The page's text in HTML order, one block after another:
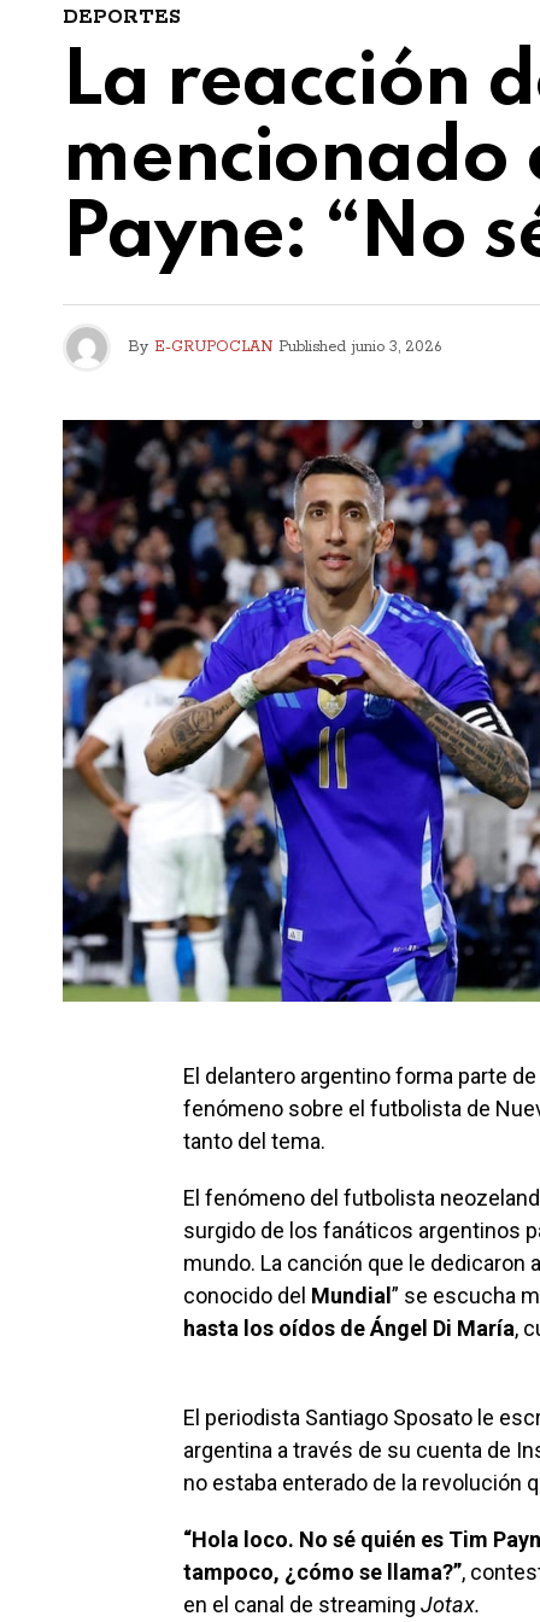
DEPORTES
La reacción
mencionado
Payne: “No
By E-GRUPOCLAN Published junio 3, 2026
El delantero argentino forma parte
fenómeno sobre el futbolista de
tanto del tema.
El fenómeno del futbolista
surgido de los fanáticos argentinos
mundo. La canción que le dedicaron
conocido del Mundial” se escucha
hasta los oídos de Ángel Di María,
El periodista Santiago Sposato le
argentina a través de su cuenta de
no estaba enterado de la revolución
“Hola loco. No sé quién es Tim
tampoco, ¿cómo se llama?”,
en el canal de streaming Jotax.